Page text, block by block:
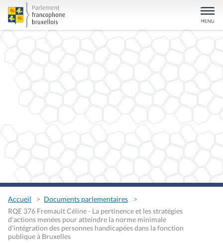
Accueil
Documents parlementaires
RQE 376 Fremault Céline - La pertinence et les stratégies
d'actions menées pour atteindre la norme minimale
d'intégration des personnes handicapées dans la fonction
publique à Bruxelles